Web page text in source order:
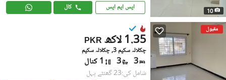
10 ایس ایم ایس کال
مقبول
PKR 1.35 لاکھ
چکلالہ سکیم 3, چکلالہ سکیم
3
3 1 کنال
شامل کی:23 گھنٹے پہل